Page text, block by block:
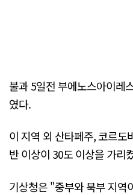
불과 5일전 부에노스아이레
였다.
이 지역 외 산타페주, 코르도
반 이상이 30도 이상을 가리
기상청은 "중부와 북부 지역